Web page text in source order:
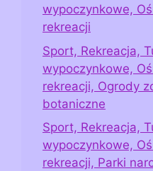
wypoczynkowe,
rekreacji
Sport, Rekreacja,
wypoczynkowe,
rekreacji, Ogrody
botaniczne
Sport, Rekreacja,
wypoczynkowe,
rekreacji, Parki